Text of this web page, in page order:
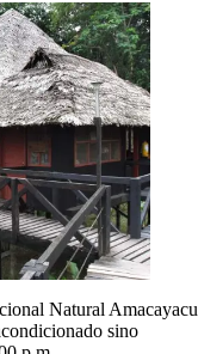
Natural Amacayacu
sino